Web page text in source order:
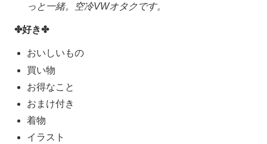
っと一緒。空冷VWオタクです。
✤好き✤
おいしいもの
買い物
お得なこと
おまけ付き
着物
イラスト